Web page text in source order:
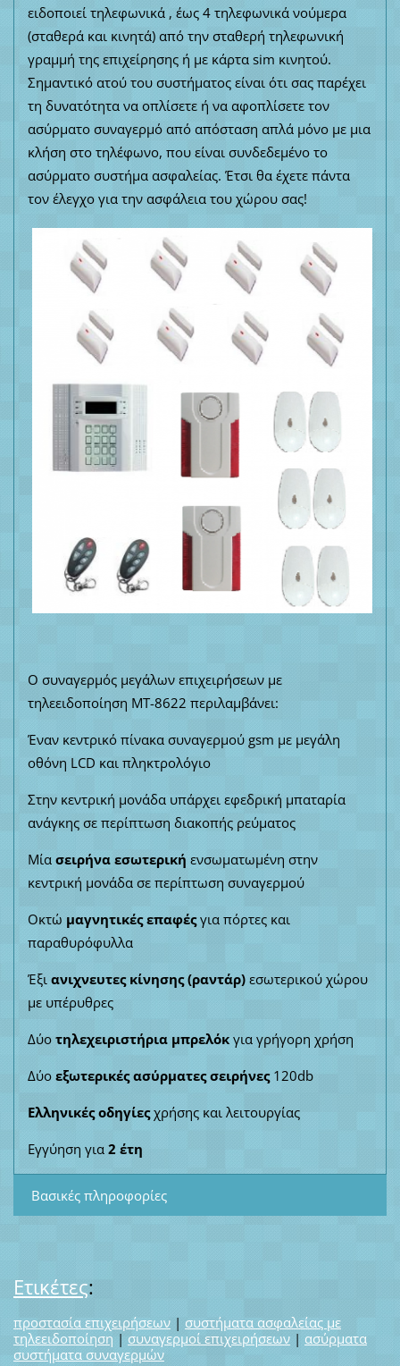
ειδοποιεί τηλεφωνικά , έως 4 τηλεφωνικά νούμερα
(σταθερά και κινητά) από την σταθερή τηλεφωνική
γραμμή της επιχείρησης ή με κάρτα sim κινητού.
Σημαντικό ατού του συστήματος είναι ότι σας παρέχει
τη δυνατότητα να οπλίσετε ή να αφοπλίσετε τον
ασύρματο συναγερμό από απόσταση απλά μόνο με μια
κλήση στο τηλέφωνο, που είναι συνδεδεμένο το
ασύρματο συστήμα ασφαλείας. Έτσι θα έχετε πάντα
τον έλεγχο για την ασφάλεια του χώρου σας!
Ο συναγερμός μεγάλων επιχειρήσεων με
τηλεειδοποίηση MT-8622 περιλαμβάνει:
Έναν κεντρικό πίνακα συναγερμού gsm με μεγάλη
οθόνη LCD και πληκτρολόγιο
Στην κεντρική μονάδα υπάρχει εφεδρική μπαταρία
ανάγκης σε περίπτωση διακοπής ρεύματος
Μία σειρήνα εσωτερική ενσωματωμένη στην
κεντρική μονάδα σε περίπτωση συναγερμού
Οκτώ μαγνητικές επαφέςγια πόρτες και
παραθυρόφυλλα
Έξι ανιχνευτες κίνησης (ραντάρ)εσωτερικού χώρου
με υπέρυθρες
Δύο τηλεχειριστήρια μπρελόκγια γρήγορη χρήση
Δύο εξωτερικές ασύρματες σειρήνες 120db
Ελληνικές οδηγίεςχρήσης και λειτουργίας
Εγγύηση για2 έτη
Βασικές πληροφορίες
Ετικέτες:
προστασία επιχειρήσεων | συστήματα ασφαλείας με
τηλεειδοποίηση | συναγερμοί επιχειρήσεων | ασύρματα
συστήματα συναγερμών